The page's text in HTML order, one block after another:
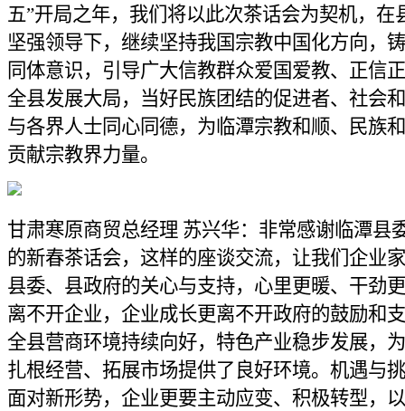
五”开局之年，我们将以此次茶话会为契机，在
坚强领导下，继续坚持我国宗教中国化方向，
同体意识，引导广大信教群众爱国爱教、正信
全县发展大局，当好民族团结的促进者、社会
与各界人士同心同德，为临潭宗教和顺、民族
贡献宗教界力量。
甘肃寒原商贸总经理 苏兴华：非常感谢临潭县
的新春茶话会，这样的座谈交流，让我们企业
县委、县政府的关心与支持，心里更暖、干劲
离不开企业，企业成长更离不开政府的鼓励和
全县营商环境持续向好，特色产业稳步发展，
扎根经营、拓展市场提供了良好环境。机遇与
面对新形势，企业更要主动应变、积极转型，